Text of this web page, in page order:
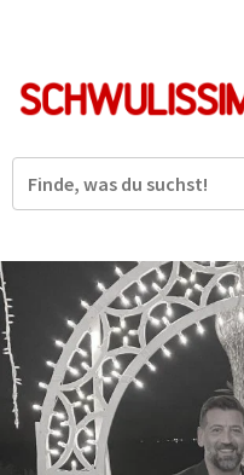
Suche